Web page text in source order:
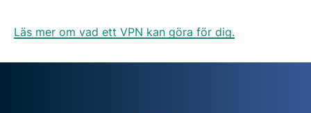
Läs mer om vad ett VPN kan göra för dig.